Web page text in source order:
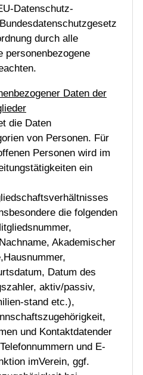
Datenschutz-
durch alle
personenbezogene
Daten der
die Daten
von Personen. Für
Personen wird im
ein
die folgenden
Akademischer
Datum des
aktiv/passiv,
stand etc.),
und Kontaktdatender
und E-
imVerein, ggf.